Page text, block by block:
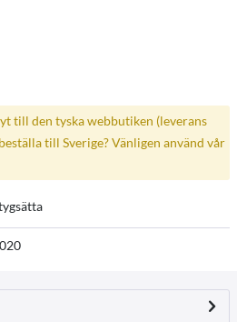
till den tyska webbutiken (leverans
till Sverige? Vänligen använd vår